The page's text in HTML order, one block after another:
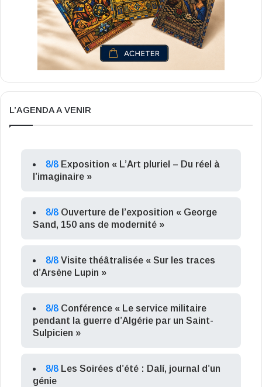
L’AGENDA A VENIR
8/8 Exposition « L’Art pluriel – Du réel à
l’imaginaire »
8/8 Ouverture de l’exposition « George
Sand, 150 ans de modernité »
8/8 Visite théâtralisée « Sur les traces
d’Arsène Lupin »
8/8 Conférence « Le service militaire
pendant la guerre d’Algérie par un Saint-
Sulpicien »
8/8 Les Soirées d’été : Dalí, journal d’un
génie